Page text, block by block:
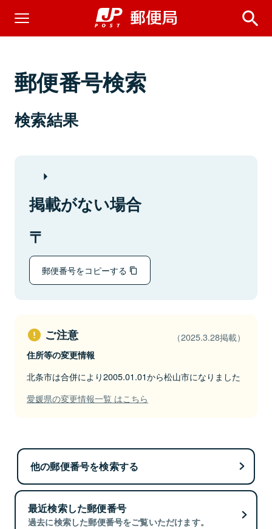
郵便番号検索
検索結果
掲載がない場合
郵便番号をコピーする
ご注意 （2025.3.28掲載）
住所等の変更情報
北条市は合併により2005.01.01から松山市になりました
愛媛県の変更情報一覧 はこちら
他の郵便番号を検索する
最近検索した郵便番号
過去に検索した郵便番号をご覧いただけます。